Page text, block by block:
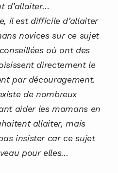
d’allaiter…
il est difficile d’allaiter
novices sur ce sujet
où ont des
directement le
par découragement.
de nombreux
aider les mamans en
allaiter, mais
insister car ce sujet
pour elles…